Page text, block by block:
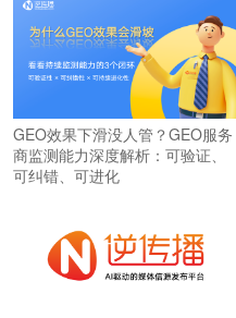
GEO效果下滑没人管？GEO服务
商监测能力深度解析：可验证、
可纠错、可进化